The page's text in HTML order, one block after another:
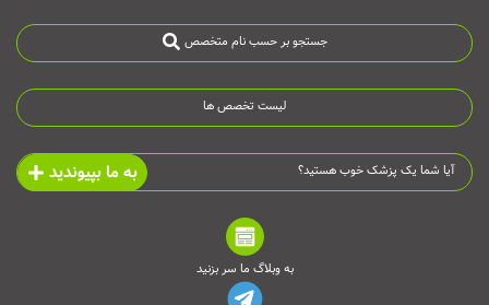
جستجو بر حسب نام متخصص
لیست تخصص ها
آیا شما یک پزشک خوب هستید؟ به ما بپیوندید
به وبلاگ ما سر بزنید